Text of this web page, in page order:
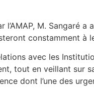
M. Sangaré
constamment
avec les
tout en veillant sur
dont l’une des